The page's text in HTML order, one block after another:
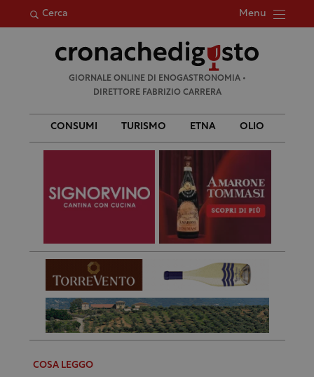
Cerca Menu
per:
GIORNALE ONLINE DI ENOGASTRONOMIA •
DIRETTORE FABRIZIO CARRERA
CONSUMI TURISMO ETNA OLIO
COSA LEGGO